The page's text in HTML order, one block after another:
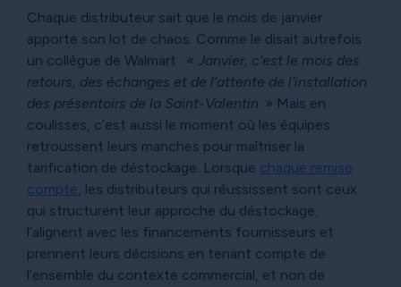
Chaque distributeur sait que le mois de janvier
apporte son lot de chaos. Comme le disait autrefois
un collègue de Walmart : « Janvier, c’est le mois des
retours, des échanges et de l’attente de l’installation
des présentoirs de la Saint-Valentin. » Mais en
coulisses, c’est aussi le moment où les équipes
retroussent leurs manches pour maîtriser la
tarification de déstockage. Lorsque chaque remise
compte, les distributeurs qui réussissent sont ceux
qui structurent leur approche du déstockage,
l’alignent avec les financements fournisseurs et
prennent leurs décisions en tenant compte de
l’ensemble du contexte commercial, et non de